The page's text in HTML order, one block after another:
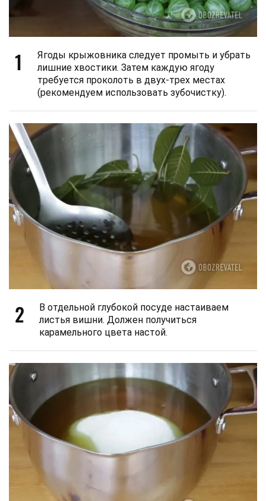
1
Ягоды крыжовника следует промыть и убрать
лишние хвостики. Затем каждую ягоду
требуется проколоть в двух-трех местах
(рекомендуем использовать зубочистку).
2
В отдельной глубокой посуде настаиваем
листья вишни. Должен получиться
карамельного цвета настой.